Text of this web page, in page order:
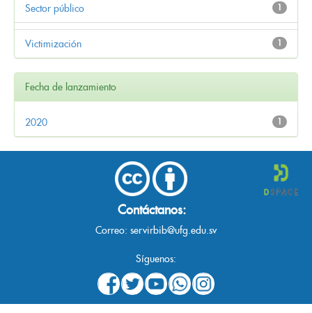
1
Sector público
1
Victimización
Fecha de lanzamiento
1
2020
Contáctanos:
Correo: servirbib@ufg.edu.sv
Síguenos: